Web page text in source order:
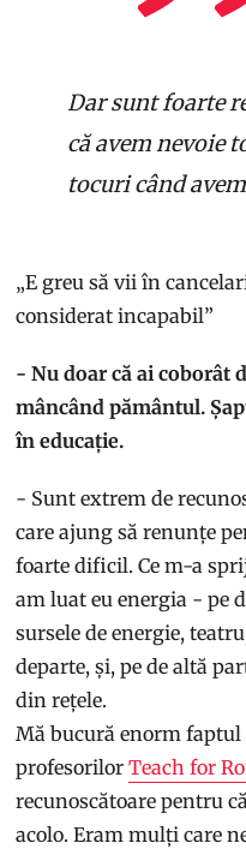
Dar sunt foarte
că avem nevoie
tocuri când
„E greu să vii în
considerat incapabil”
- Nu doar că ai coborât
mâncând pământul.
în educație.
- Sunt extrem de
care ajung să renunțe
foarte dificil. Ce m-a
am luat eu energia - pe
sursele de energie,
departe, și, pe de altă
din rețele.
Mă bucură enorm faptul
profesorilorTeach for
recunoscătoare pentru
acolo. Eram mulți care